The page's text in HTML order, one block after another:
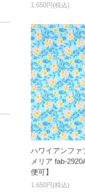
1,650円(税込)
ハワイアンファ
メリア fab-
便可】
1,650円(税込)